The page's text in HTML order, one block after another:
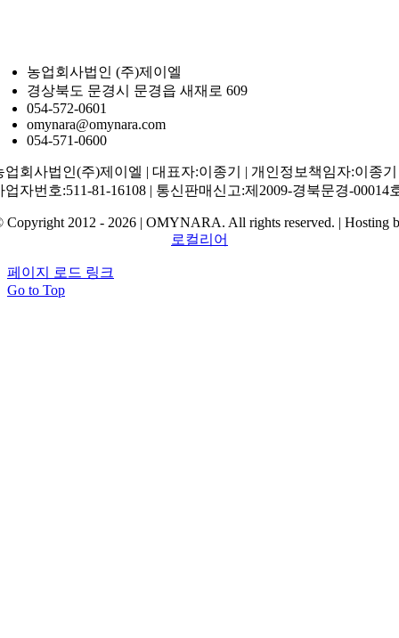
농업회사법인 (주)제이엘
경상북도 문경시 문경읍 새재로 609
054-572-0601
omynara@omynara.com
054-571-0600
업회사법인(주)제이엘 | 대표자:이종기 | 개인정보책임자:이종기
업자번호:511-81-16108 | 통신판매신고:제2009-경북문경-00014
Copyright 2012 - 2026 | OMYNARA. All rights reserved. | Hosting
로컬리어
페이지 로드 링크
Go to Top